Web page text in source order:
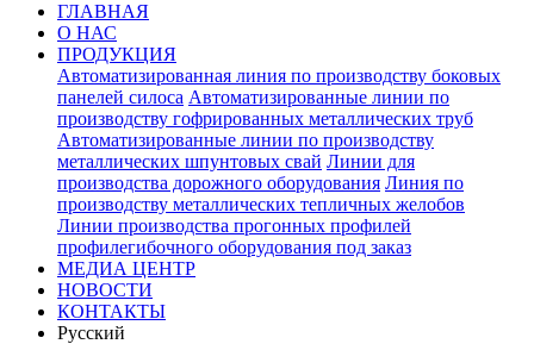
ГЛАВНАЯ
О НАС
ПРОДУКЦИЯ
Автоматизированная линия по производству боковых
панелей силоса Автоматизированные линии по
производству гофрированных металлических труб
Автоматизированные линии по производству
металлических шпунтовых свай Линии для
производства дорожного оборудования Линия по
производству металлических тепличных желобов
Линии производства прогонных профилей
профилегибочного оборудования под заказ
МЕДИА ЦЕНТР
НОВОСТИ
КОНТАКТЫ
Pусский